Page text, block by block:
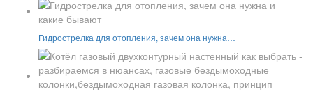
Гидрострелка для отопления, зачем она нужна…